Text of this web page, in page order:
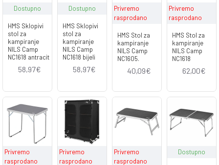
Dostupno
HMS Sklopivi
stol za
kampiranje
NILS Camp
NC1618 antracit
58,97€
Dostupno
HMS Sklopivi
stol za
kampiranje
NILS Camp
NC1618 bijeli
58,97€
Privremo
rasprodano
HMS Stol za
kampiranje
NILS Camp
NC1605.
40,09€
Privremo
rasprodano
HMS Stol za
kampiranje
NILS Camp
NC1618
62,00€
Privremo
rasprodano
Privremo
rasprodano
Privremo
rasprodano
Dostupno